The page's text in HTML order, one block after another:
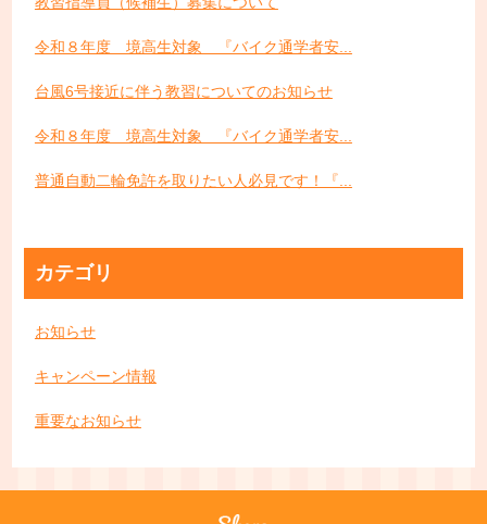
令和８年度 境高生対象 『バイク通学者安...
台風6号接近に伴う教習についてのお知らせ
令和８年度 境高生対象 『バイク通学者安...
普通自動二輪免許を取りたい人必見です！『...
カテゴリ
お知らせ
キャンペーン情報
重要なお知らせ